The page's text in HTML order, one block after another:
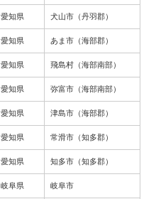
愛知県 犬山市（丹羽郡）
愛知県 あま市（海部郡）
愛知県 飛島村（海部南部）
愛知県 弥富市（海部南部）
愛知県 津島市（海部郡）
愛知県 常滑市（知多郡）
愛知県 知多市（知多郡）
岐阜県 岐阜市